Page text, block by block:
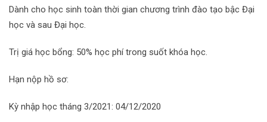
Dành cho học sinh toàn thời gian chương trình đào tạo bậc Đại
học và sau Đại học.
Trị giá học bổng: 50% học phí trong suốt khóa học.
Hạn nộp hồ sơ:
Kỳ nhập học tháng 3/2021: 04/12/2020